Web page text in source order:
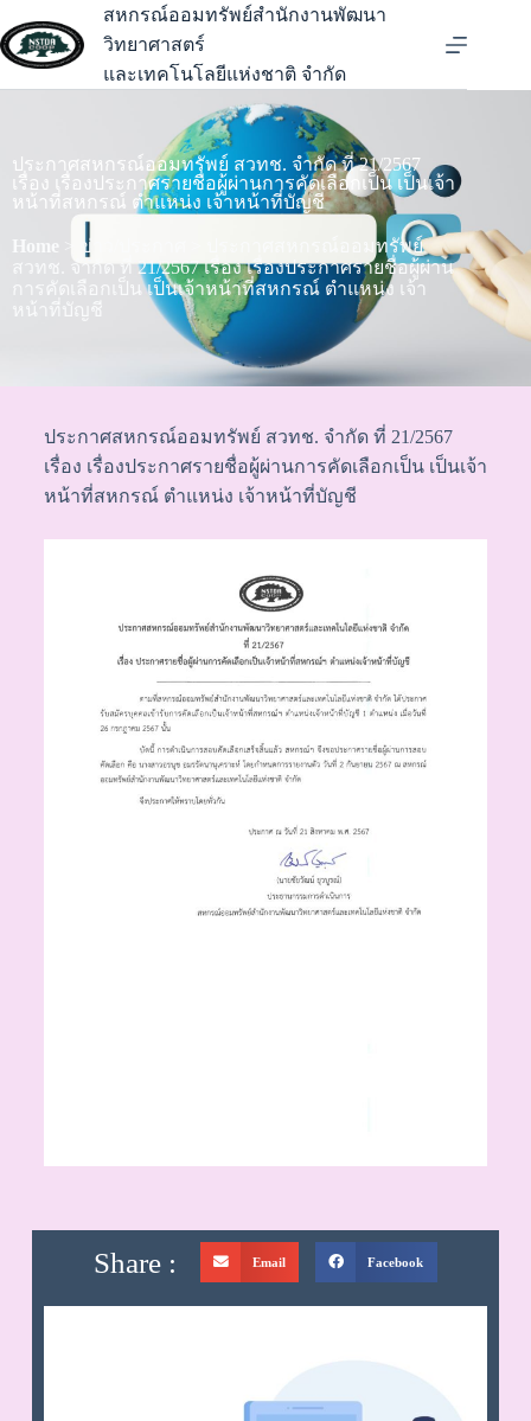
สหกรณ์ออมทรัพย์สำนักงานพัฒนา
วิทยาศาสตร์
และเทคโนโลยีแห่งชาติ จำกัด
ประกาศสหกรณ์ออมทรัพย์ สวทช. จำกัด ที่ 21/2567
เรื่อง เรื่องประกาศรายชื่อผู้ผ่านการคัดเลือกเป็น เป็นเจ้า
หน้าที่สหกรณ์ ตำแหน่ง เจ้าหน้าที่บัญชี
Home > ข่าว/ประกาศ > ประกาศสหกรณ์ออมทรัพย์
สวทช. จำกัด ที่ 21/2567 เรื่อง เรื่องประกาศรายชื่อผู้ผ่าน
การคัดเลือกเป็น เป็นเจ้าหน้าที่สหกรณ์ ตำแหน่ง เจ้า
หน้าที่บัญชี
ประกาศสหกรณ์ออมทรัพย์ สวทช. จำกัด ที่ 21/2567
เรื่อง เรื่องประกาศรายชื่อผู้ผ่านการคัดเลือกเป็น เป็นเจ้า
หน้าที่สหกรณ์ ตำแหน่ง เจ้าหน้าที่บัญชี
Share : Email Facebook